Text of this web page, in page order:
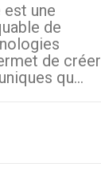
une
de
de créer
qu...